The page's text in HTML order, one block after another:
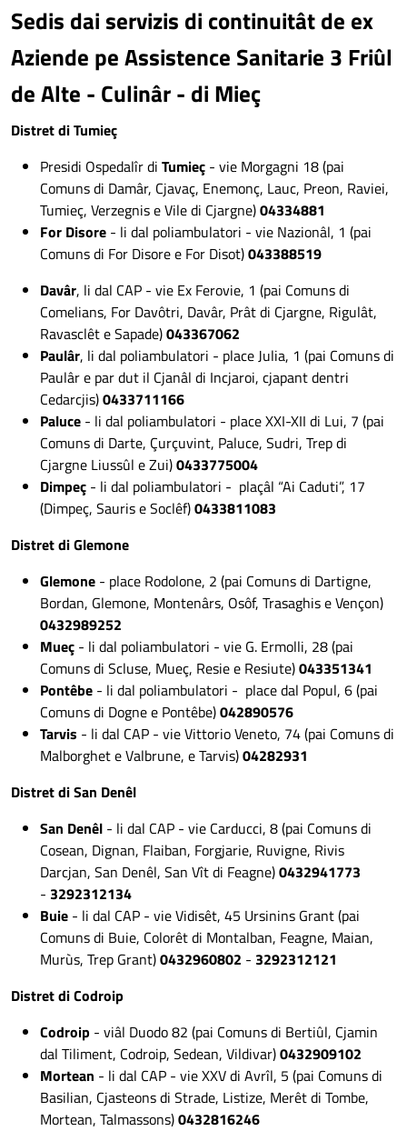
Sedis dai servizis di continuitât de ex
Aziende pe Assistence Sanitarie 3 Friûl
de Alte - Culinâr - di Mieç
Distret di Tumieç
Presidi Ospedalîr di Tumieç - vie Morgagni 18 (pai
Comuns di Damâr, Cjavaç, Enemonç, Lauc, Preon, Raviei,
Tumieç, Verzegnis e Vile di Cjargne)04334881
For Disore - li dal poliambulatori - vie Nazionâl, 1 (pai
Comuns di For Disore e For Disot)043388519
Davâr, li dal CAP - vie Ex Ferovie, 1 (pai Comuns di
Comelians, For Davôtri, Davâr, Prât di Cjargne, Rigulât,
Ravasclêt e Sapade)043367062
Paulâr, li dal poliambulatori - place Julia, 1 (pai Comuns di
Paulâr e par dut il Cjanâl di Incjaroi, cjapant dentri
Cedarcjis)0433711166
Paluce - li dal poliambulatori - place XXI-XII di Lui, 7 (pai
Comuns di Darte, Çurçuvint, Paluce, Sudri, Trep di
Cjargne Liussûl e Zui)0433775004
Dimpeç - li dal poliambulatori - plaçâl “Ai Caduti”, 17
(Dimpeç, Sauris e Soclêf)0433811083
Distret di Glemone
Glemone - place Rodolone, 2 (pai Comuns di Dartigne,
Bordan, Glemone, Montenârs, Osôf, Trasaghis e Vençon)
0432989252
Mueç - li dal poliambulatori - vie G. Ermolli, 28 (pai
Comuns di Scluse, Mueç, Resie e Resiute)043351341
Pontêbe - li dal poliambulatori - place dal Popul, 6 (pai
Comuns di Dogne e Pontêbe)042890576
Tarvis - li dal CAP - vie Vittorio Veneto, 74 (pai Comuns di
Malborghet e Valbrune, e Tarvis)04282931
Distret di San Denêl
San Denêl - li dal CAP - vie Carducci, 8 (pai Comuns di
Cosean, Dignan, Flaiban, Forgjarie, Ruvigne, Rivis
Darcjan, San Denêl, San Vît di Feagne)0432941773
- 3292312134
Buie - li dal CAP - vie Vidisêt, 45 Ursinins Grant (pai
Comuns di Buie, Colorêt di Montalban, Feagne, Maian,
Murùs, Trep Grant)0432960802 - 3292312121
Distret di Codroip
Codroip - viâl Duodo 82 (pai Comuns di Bertiûl, Cjamin
dal Tiliment, Codroip, Sedean, Vildivar)0432909102
Mortean - li dal CAP - vie XXV di Avrîl, 5 (pai Comuns di
Basilian, Cjasteons di Strade, Listize, Merêt di Tombe,
Mortean, Talmassons)0432816246